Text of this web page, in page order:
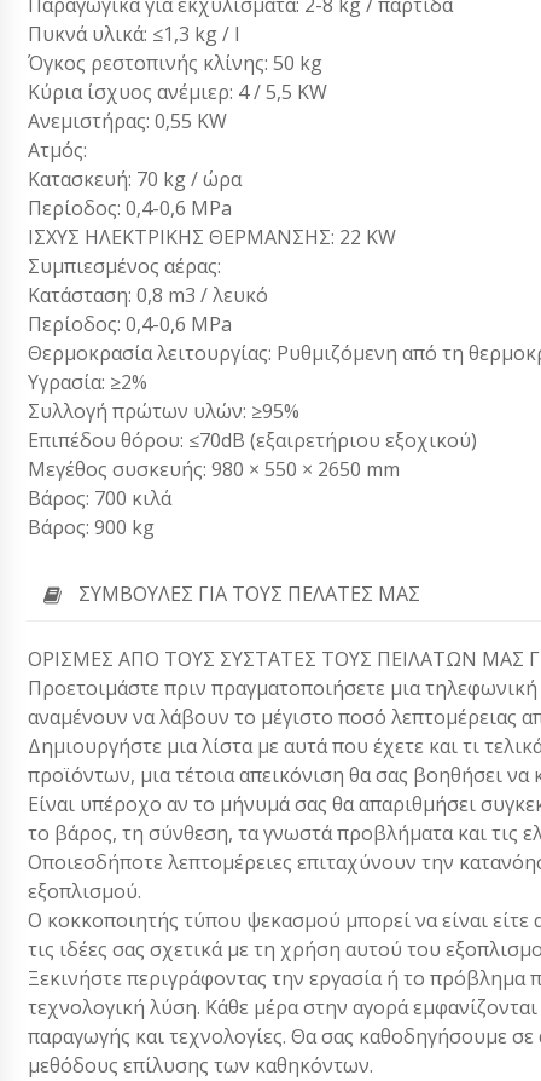
Πυκνά υλικά: ≤1,3 kg / l
Όγκος ρεστοπινής κλίνης: 50 kg
Κύρια ίσχυος ανέμιερ: 4 / 5,5 KW
Ανεμιστήρας: 0,55 KW
Ατμός:
Κατασκευή: 70 kg / ώρα
Περίοδος: 0,4-0,6 MPa
ΙΣΧΥΣ ΗΛΕΚΤΡΙΚΗΣ ΘΕΡΜΑΝΣΗΣ: 22 KW
Συμπιεσμένος αέρας:
Κατάσταση: 0,8 m3 / λευκό
Περίοδος: 0,4-0,6 MPa
Θερμοκρασία λειτουργίας: Ρυθμιζόμενη από τη
Υγρασία: ≥2%
Συλλογή πρώτων υλών: ≥95%
Επιπέδου θόρου: ≤70dB (εξαιρετήριου εξοχικού)
Μεγέθος συσκευής: 980 × 550 × 2650 mm
Βάρος: 700 κιλά
Βάρος: 900 kg
ΣΥΜΒΟΥΛΈΣ ΓΙΑ ΤΟΥΣ ΠΕΛΆΤΕΣ ΜΑΣ
ΟΡΙΣΜΕΣ ΑΠΟ ΤΟΥΣ ΣΥΣΤΑΤΕΣ ΤΟΥΣ ΠΕΙΛΑΤΩΝ ΜΑΣ
Προετοιμάστε πριν πραγματοποιήσετε μια
αναμένουν να λάβουν το μέγιστο ποσό λεπτομέρειας
Δημιουργήστε μια λίστα με αυτά που έχετε και τι
προϊόντων, μια τέτοια απεικόνιση θα σας βοηθήσει να
Είναι υπέροχο αν το μήνυμά σας θα απαριθμήσει
το βάρος, τη σύνθεση, τα γνωστά προβλήματα και τις
Οποιεσδήποτε λεπτομέρειες επιταχύνουν την
εξοπλισμού.
Ο κοκκοποιητής τύπου ψεκασμού μπορεί να είναι
τις ιδέες σας σχετικά με τη χρήση αυτού του
Ξεκινήστε περιγράφοντας την εργασία ή το
τεχνολογική λύση. Κάθε μέρα στην αγορά
παραγωγής και τεχνολογίες. Θα σας καθοδηγήσουμε
μεθόδους επίλυσης των καθηκόντων.